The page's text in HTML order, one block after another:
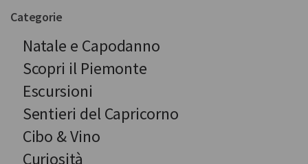
Categorie
Natale e Capodanno
Scopri il Piemonte
Escursioni
Sentieri del Capricorno
Cibo & Vino
Curiosità